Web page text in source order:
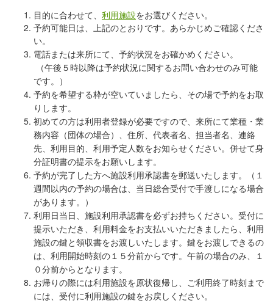
目的に合わせて、 利用施設をお選びください。
予約可能日は、上記のとおりです。あらかじめご確認くださ
い。
電話または来所にて、予約状況をお確かめください。
（午後５時以降は予約状況に関するお問い合わせのみ可能
です。）
予約を希望する枠が空いていましたら、その場で予約をお取
りします。
初めての方は利用者登録が必要ですので、来所にて業種・業
務内容（団体の場合）、 住所、代表者名、担当者名、連絡
先、利用目的、利用予定人数をお知らせください。併せて身
分証明書の提示をお願いします。
予約が完了した方へ施設利用承認書を郵送いたします。（１
週間以内の予約の場合は、当日総合受付で手渡しになる場合
があります。）
利用日当日、 施設利用承認書を必ずお持ちください。 受付に
提示いただき、利用料金をお支払いいただきましたら、利用
施設の鍵と領収書をお渡しいたします。鍵をお渡しできるの
は、利用開始時刻の１５分前からです。午前の場合のみ、
１
０分前からとなります。
お帰りの際には利用施設を原状復帰し、 ご利用終了時刻まで
には、受付に利用施設の鍵をお戻しください。